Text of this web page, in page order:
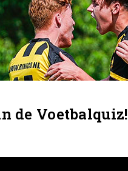
de Voetbalquiz!